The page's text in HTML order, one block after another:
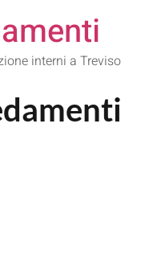
interni a Treviso